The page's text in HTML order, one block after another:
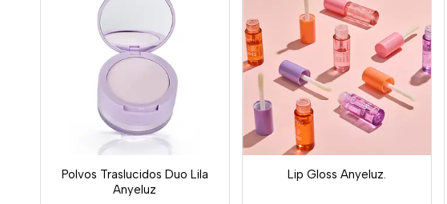
Polvos Traslucidos Duo Lila
Anyeluz
Lip Gloss Anyeluz.